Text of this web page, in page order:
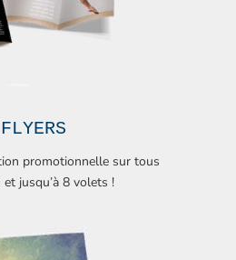
promotionnelle sur tous
jusqu’à 8 volets !